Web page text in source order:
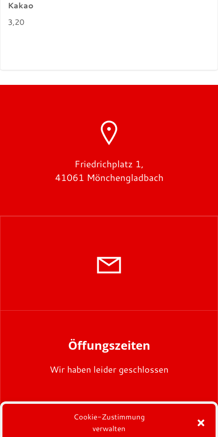
Cookie-Zustimmung
verwalten
Kakao
3,20
Friedrichplatz 1,
41061 Mönchengladbach
Öffungszeiten
Wir haben leider geschlossen